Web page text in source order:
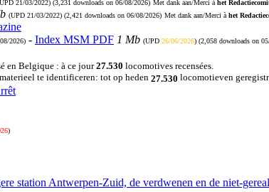
21/03/2022) (3,231 downloads on 06/08/2026) Met dank aan/Merci à het
(UPD 21/03/2022) (2,421 downloads on 06/08/2026) Met dank aan/Merci à het
2026) - Index MSM PDF 1 Mb (UPD 26/06/2026) (2,058 downloads on
en Belgique : à ce jour27.530 locomotives recensées.
te identificeren: tot op heden 27.530 locomotieven
)
station Antwerpen-Zuid, de verdwenen en de niet-